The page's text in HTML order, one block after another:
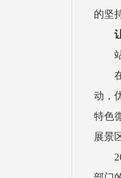
的坚
动，
特色
展景